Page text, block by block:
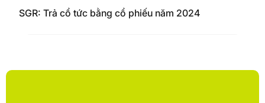
SGR: Trả cổ tức bằng cổ phiếu năm 2024